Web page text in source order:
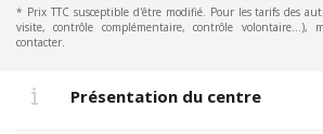
* Prix TTC susceptible d'être modifié. Pour les tarifs des
visite, contrôle complémentaire, contrôle
contacter.
Présentation du centre